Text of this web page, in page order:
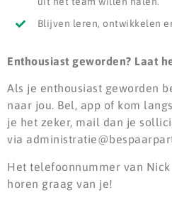
Blijven leren, ontwikkelen
Enthousiast geworden? Laat
Als je enthousiast geworden
naar jou. Bel, app of kom
je het zeker, mail dan je
via
Het telefoonnummer van Nick
horen graag van je!